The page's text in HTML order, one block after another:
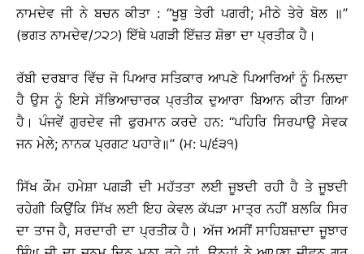
ਨਾਮਦੇਵ ਜੀ ਨੇ ਬਚਨ ਕੀਤਾ : ‘‘ਖੂਬੁ ਤੇਰੀ ਪਗਰੀ; ਮੀਠੇ ਤੇਰੇ ਬੋਲ ॥’’
(ਭਗਤ ਨਾਮਦੇਵ/੭੨੭) ਇੱਥੇ ਪਗੜੀ ਇੱਜ਼ਤ ਸ਼ੋਭਾ ਦਾ ਪ੍ਰਤੀਕ ਹੈ।
ਰੱਬੀ ਦਰਬਾਰ ਵਿੱਚ ਜੋ ਪਿਆਰ ਸਤਿਕਾਰ ਆਪਣੇ ਪਿਆਰਿਆਂ ਨੂੰ ਮਿਲਦਾ
ਹੈ ਉਸ ਨੂੰ ਇਸੇ ਸੱਭਿਆਚਾਰਕ ਪ੍ਰਤੀਕ ਦੁਆਰਾ ਬਿਆਨ ਕੀਤਾ ਗਿਆ
ਹੈ। ਪੰਜਵੇਂ ਗੁਰਦੇਵ ਜੀ ਫੁਰਮਾਨ ਕਰਦੇ ਹਨ: ‘‘ਪਹਿਰਿ ਸਿਰਪਾਉ ਸੇਵਕ
ਜਨ ਮੇਲੇ; ਨਾਨਕ ਪ੍ਰਗਟ ਪਹਾਰੇ॥’’ (ਮ: ੫/੬੩੧)
ਸਿੱਖ ਕੌਮ ਹਮੇਸ਼ਾ ਪਗੜੀ ਦੀ ਮਹੱਤਤਾ ਲਈ ਜੂਝਦੀ ਰਹੀ ਹੈ ਤੇ ਜੂਝਦੀ
ਰਹੇਗੀ ਕਿਉਂਕਿ ਸਿੱਖ ਲਈ ਇਹ ਕੇਵਲ ਕੱਪੜਾ ਮਾਤ੍ਰ ਨਹੀਂ ਬਲਕਿ ਸਿਰ
ਦਾ ਤਾਜ ਹੈ, ਸਰਦਾਰੀ ਦਾ ਪ੍ਰਤੀਕ ਹੈ। ਅੱਜ ਅਸੀਂ ਸਾਹਿਬਜ਼ਾਦਾ ਜੂਝਾਰ